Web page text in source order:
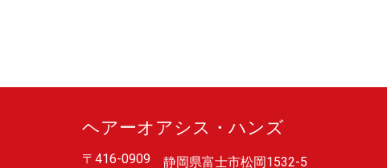
ヘアーオアシス・ハンズ
〒416-0909 静岡県富士市松岡1532-5